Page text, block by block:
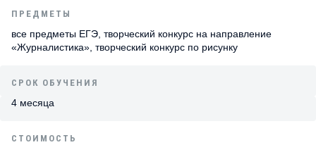
ПРЕДМЕТЫ
все предметы ЕГЭ, творческий конкурс на направление
«Журналистика», творческий конкурс по рисунку
СРОК ОБУЧЕНИЯ
4 месяца
СТОИМОСТЬ